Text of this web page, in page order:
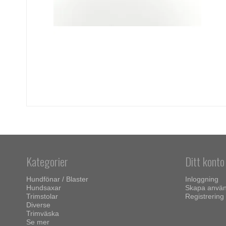
Kategorier
Hundfönar / Blaster
Hundsaxar
Trimstolar
Diverse
Trimväska
Se mer
Ditt konto
Inloggning
Skapa